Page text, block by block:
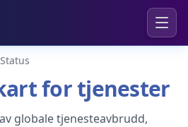
Status
for tjenester
globale tjenesteavbrudd,